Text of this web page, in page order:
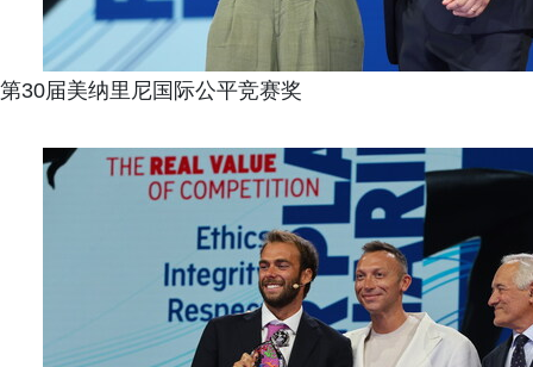
第30届美纳里尼国际公平竞赛奖